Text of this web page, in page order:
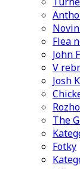
Flea
John
V
Josh
The
Fotky